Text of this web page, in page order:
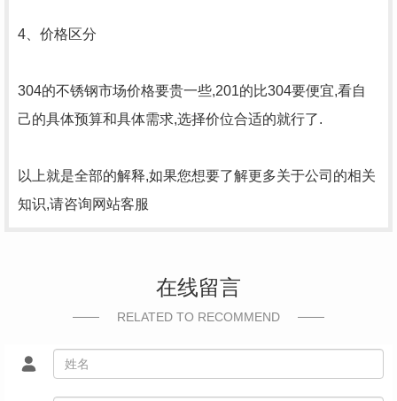
4、价格区分
304的不锈钢市场价格要贵一些,201的比304要便宜,看自
己的具体预算和具体需求,选择价位合适的就行了.
以上就是全部的解释,如果您想要了解更多关于公司的相关
知识,请咨询网站客服
在线留言
RELATED TO RECOMMEND